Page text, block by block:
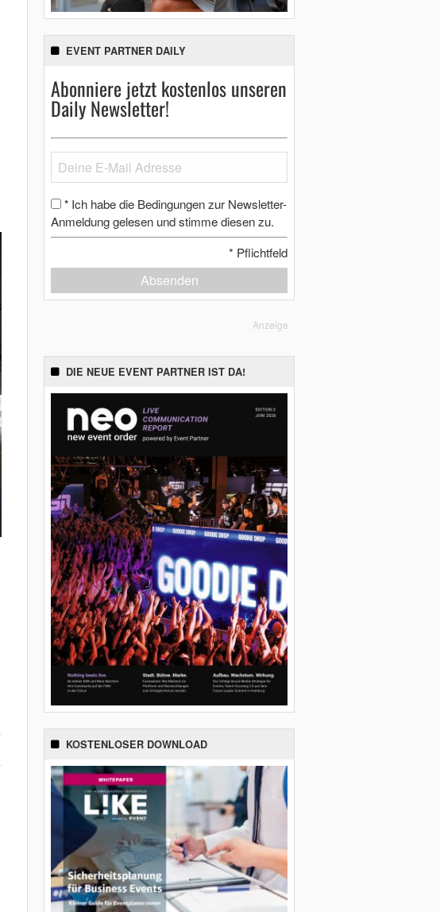
EVENT PARTNER DAILY
Abonniere jetzt kostenlos unseren
Daily Newsletter!
* Ich habe die Bedingungen zur Newsletter-
Anmeldung gelesen und stimme diesen zu.
* Pflichtfeld
Absenden
Anzeige
DIE NEUE EVENT PARTNER IST DA!
KOSTENLOSER DOWNLOAD